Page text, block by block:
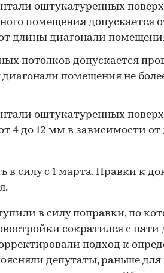
оштукатуренных
помещения допускается
длины диагонали
потолков допускается
помещения не
оштукатуренных
4 до 12 мм в зависимости
в силу с 1 марта. Правки к
в силу поправки,по
сократился с пяти
подход к
депутаты, раньше для